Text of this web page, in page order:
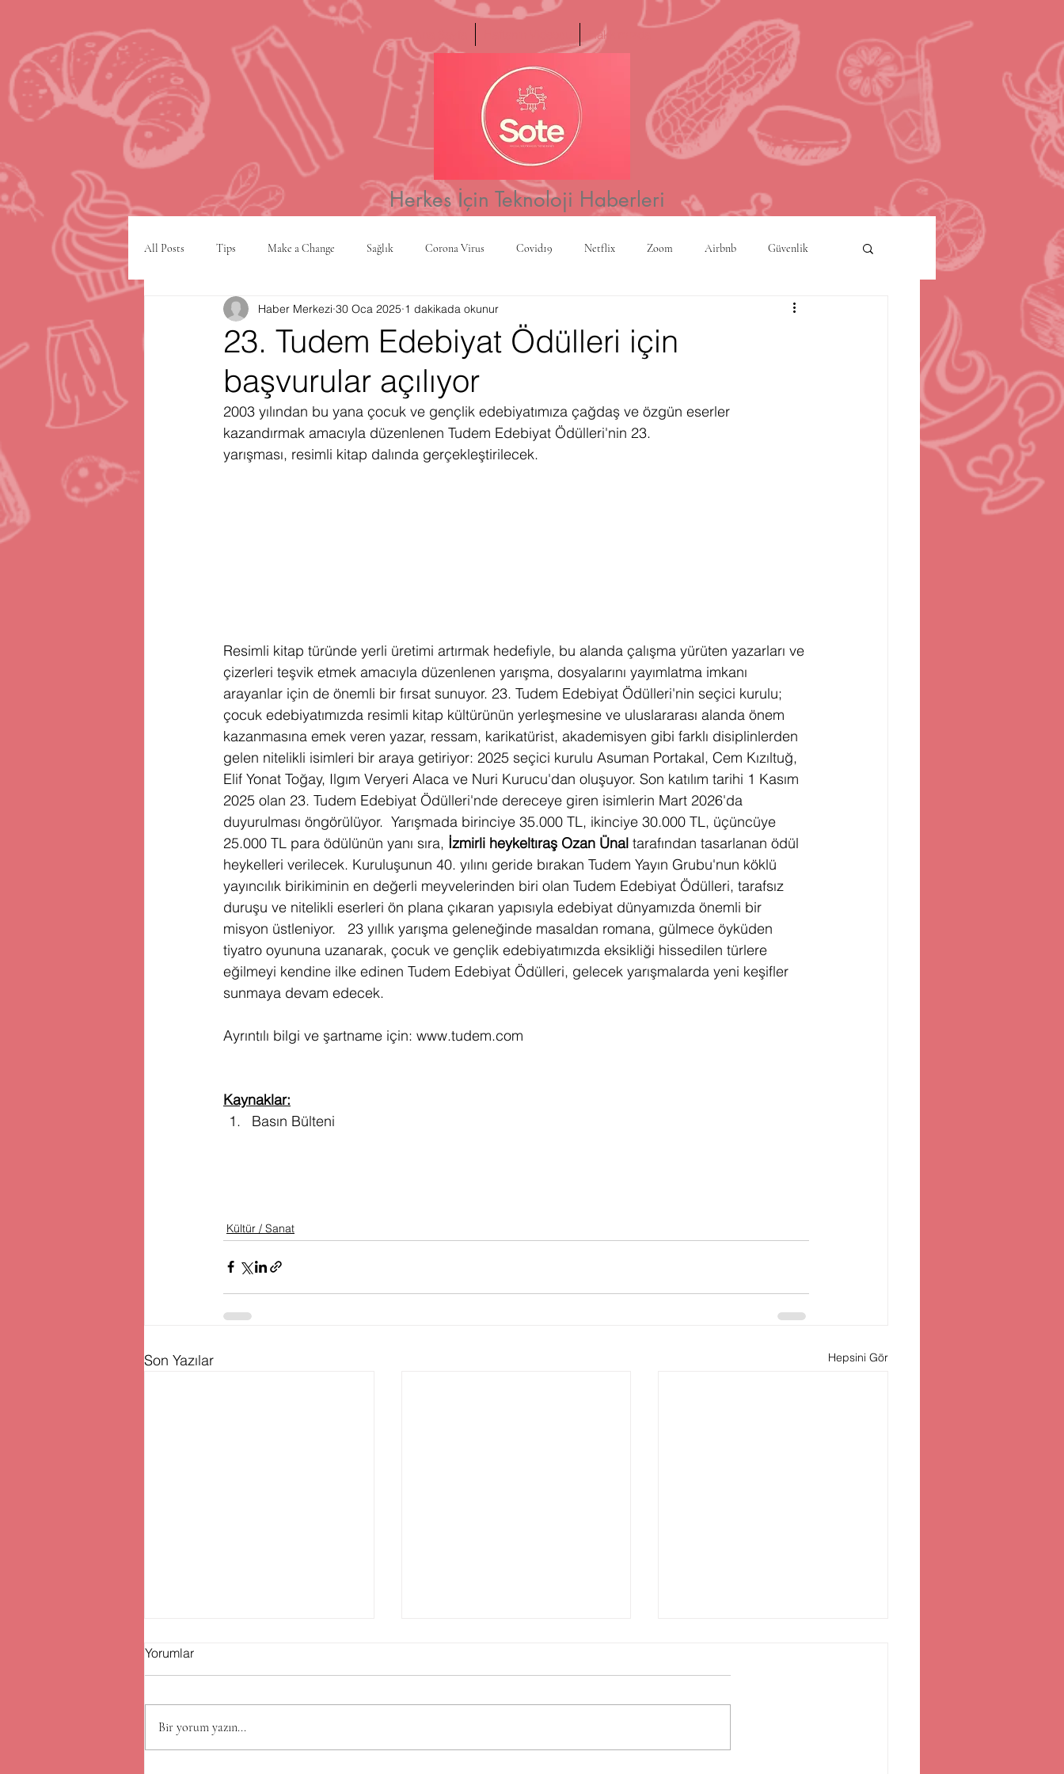
Hakkımızda
Herkes İçin Teknoloji Haberleri
All Posts Tips Make a Change Sağlık Corona Virus Covid19 Netflix Zoom Airbnb Güvenlik
VPN şehir planlama Yapay Zeka Kripto Para Akıllı Şehirler
Firma Satınalma Hediye Çekilişi Fintech
Avrupa Birliği Enerji Pazar Araştırması
23. Tudem Edebiyat Ödülleri için
başvurular açılıyor
Haber Merkezi 30 Oca 2025 1 dakikada okunur
2003 yılından bu yana çocuk ve gençlik edebiyatımıza çağdaş ve özgün eserler
kazandırmak amacıyla düzenlenen Tudem Edebiyat Ödülleri'nin 23.
yarışması, resimli kitap dalında gerçekleştirilecek.
Resimli kitap türünde yerli üretimi artırmak hedefiyle, bu alanda çalışma yürüten yazarları ve
çizerleri teşvik etmek amacıyla düzenlenen yarışma, dosyalarını yayımlatma imkanı
arayanlar için de önemli bir fırsat sunuyor. 23. Tudem Edebiyat Ödülleri'nin seçici kurulu;
çocuk edebiyatımızda resimli kitap kültürünün yerleşmesine ve uluslararası alanda önem
kazanmasına emek veren yazar, ressam, karikatürist, akademisyen gibi farklı disiplinlerden
gelen nitelikli isimleri bir araya getiriyor: 2025 seçici kurulu Asuman Portakal, Cem Kızıltuğ,
Elif Yonat Toğay, Ilgım Veryeri Alaca ve Nuri Kurucu'dan oluşuyor. Son katılım tarihi 1 Kasım
2025 olan 23. Tudem Edebiyat Ödülleri'nde dereceye giren isimlerin Mart 2026'da
duyurulması öngörülüyor.  Yarışmada birinciye 35.000 TL, ikinciye 30.000 TL, üçüncüye
25.000 TL para ödülünün yanı sıra, İzmirli heykeltıraş Ozan Ünal tarafından tasarlanan ödül
heykelleri verilecek. Kuruluşunun 40. yılını geride bırakan Tudem Yayın Grubu'nun köklü
yayıncılık birikiminin en değerli meyvelerinden biri olan Tudem Edebiyat Ödülleri, tarafsız
duruşu ve nitelikli eserleri ön plana çıkaran yapısıyla edebiyat dünyamızda önemli bir
misyon üstleniyor.   23 yıllık yarışma geleneğinde masaldan romana, gülmece öyküden
tiyatro oyununa uzanarak, çocuk ve gençlik edebiyatımızda eksikliği hissedilen türlere
eğilmeyi kendine ilke edinen Tudem Edebiyat Ödülleri, gelecek yarışmalarda yeni keşifler
sunmaya devam edecek.
Ayrıntılı bilgi ve şartname için: www.tudem.com
Kaynaklar:
Basın Bülteni
Kültür / Sanat
Son Yazılar Hepsini Gör
Yorumlar
Bir yorum yazın...